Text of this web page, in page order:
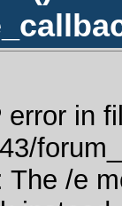
error in
The /e